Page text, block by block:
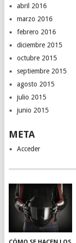
abril 2016
marzo 2016
febrero 2016
diciembre 2015
octubre 2015
septiembre 2015
agosto 2015
julio 2015
junio 2015
META
Acceder